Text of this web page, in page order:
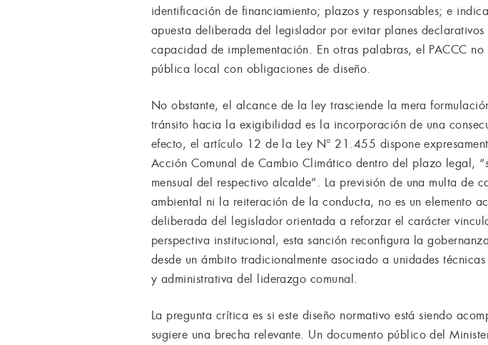
identificación de financiamiento; plazos y responsables; e
apuesta deliberada del legislador por evitar planes
capacidad de implementación. En otras palabras, el PACCC
pública local con obligaciones de diseño.
No obstante, el alcance de la ley trasciende la mera
tránsito hacia la exigibilidad es la incorporación de una
efecto, el artículo 12 de la Ley N° 21.455 dispone
Acción Comunal de Cambio Climático dentro del plazo legal,
mensual del respectivo alcalde”. La previsión de una multa de
ambiental ni la reiteración de la conducta, no es un elemento
deliberada del legislador orientada a reforzar el carácter
perspectiva institucional, esta sanción reconfigura la
desde un ámbito tradicionalmente asociado a unidades
y administrativa del liderazgo comunal.
La pregunta crítica es si este diseño normativo está siendo
sugiere una brecha relevante. Un documento público del